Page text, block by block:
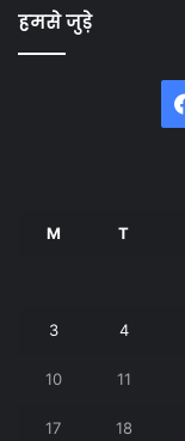
हमसे जुड़े
M T
3 4
10 11
17 18